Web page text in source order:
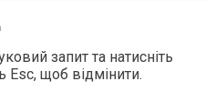
запит та натисніть
Esc, щоб відмінити.